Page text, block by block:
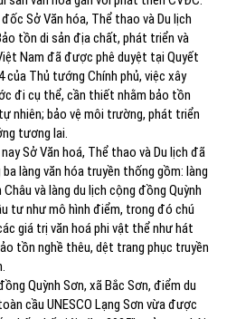
Sở Văn hóa, Thể thao và Du lịch
tồn di sản địa chất, phát triển và
Nam đã được phê duyệt tại Quyết
Thủ tướng Chính phủ, việc xây
đi cụ thể, cần thiết nhằm bảo tồn
nhiên; bảo vệ môi trường, phát triển
tương lai.
Sở Văn hoá, Thể thao và Du lịch đã
làng văn hóa truyền thống gồm: làng
và làng du lịch cộng đồng Quỳnh
tư như mô hình điểm, trong đó chú
giá trị văn hoá phi vật thể như hát
tồn nghề thêu, dệt trang phục truyền
Quỳnh Sơn, xã Bắc Sơn, điểm du
cầu UNESCO Lạng Sơn vừa được